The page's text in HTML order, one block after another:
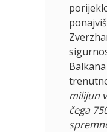
milijun
čega